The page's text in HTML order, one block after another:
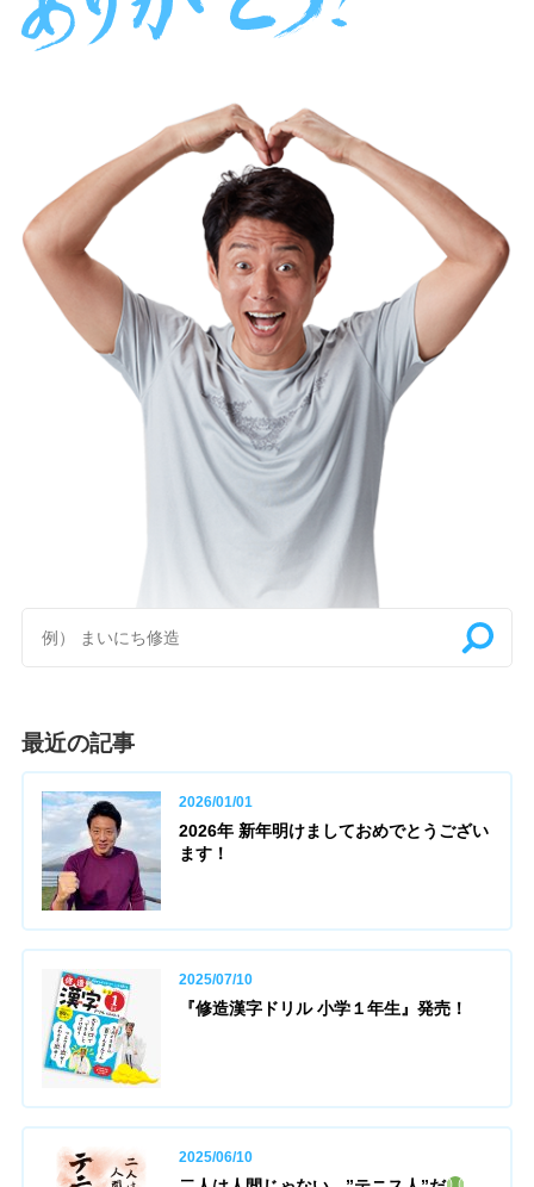
最近の記事
2026/01/01
2026年 新年明けましておめでとうござい
ます！
2025/07/10
『修造漢字ドリル 小学１年生』発売！
2025/06/10